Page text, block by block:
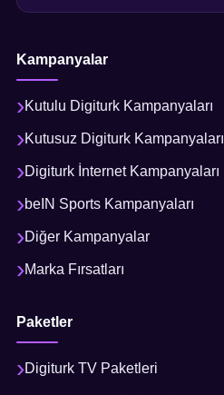
Kampanyalar
Kutulu Digiturk Kampanyaları
Kutusuz Digiturk Kampanyaları
Digiturk İnternet Kampanyaları
beIN Sports Kampanyaları
Diğer Kampanyalar
Marka Fırsatları
Paketler
Digiturk TV Paketleri